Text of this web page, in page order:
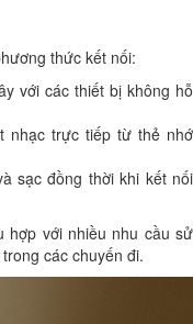
thức kết nối:
với các thiết bị không hỗ
nhạc trực tiếp từ thẻ nhớ
sạc đồng thời khi kết nối
hợp với nhiều nhu cầu sử
các chuyến đi.